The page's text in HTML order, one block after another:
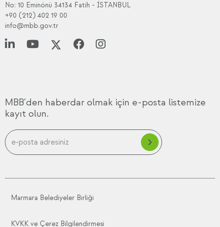
No: 10 Eminönü 34134 Fatih - İSTANBUL
+90 (212) 402 19 00
info@mbb.gov.tr
MBB'den haberdar olmak için e-posta listemize
kayıt olun.
Marmara Belediyeler Birliği
KVKK ve Çerez Bilgilendirmesi